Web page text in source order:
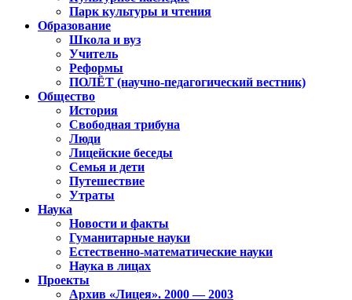
Парк культуры и чтения
Образование
Школа и вуз
Учитель
Реформы
ПОЛЁТ (научно-педагогический вестник)
Общество
История
Свободная трибуна
Люди
Лицейские беседы
Семья и дети
Путешествие
Утраты
Наука
Новости и факты
Гуманитарные науки
Естественно-математические науки
Наука в лицах
Проекты
Архив «Лицея». 2000 — 2003